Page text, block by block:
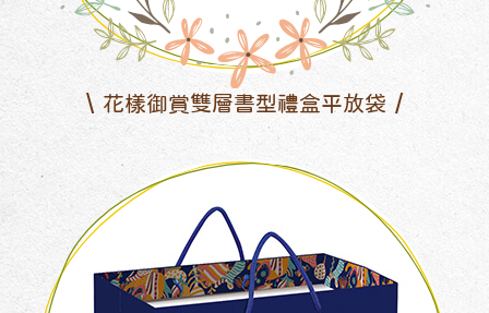
花樣御賞雙層書型禮盒平放袋